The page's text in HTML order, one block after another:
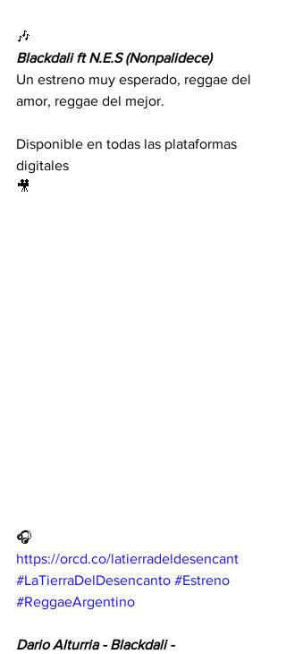
🎶
Blackdali ft N.E.S (Nonpalidece)
Un estreno muy esperado, reggae del
amor, reggae del mejor.
Disponible en todas las plataformas
digitales
🎥
🎧
https://orcd.co/latierradeldesencant
#LaTierraDelDesencanto #Estreno
#ReggaeArgentino
Dario Alturria - Blackdali -